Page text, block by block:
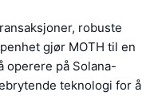
robuste
gjør MOTH til en
operere på Solana-
teknologi for å